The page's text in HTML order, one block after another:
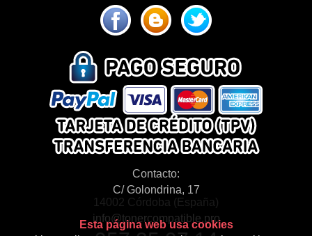
Contacto:
C/ Golondrina, 17
14002 Córdoba (España)
info@tonercompatible.pro
Esta página web usa cookies